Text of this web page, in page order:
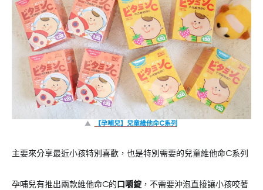
▲ 【孕哺兒】兒童維他命C系列
主要來分享最近小孩特別喜歡，也是特別需要的兒童維他命C系列
孕哺兒有推出兩款維他命C的口嚼錠 ，不需要沖泡直接讓小孩咬著